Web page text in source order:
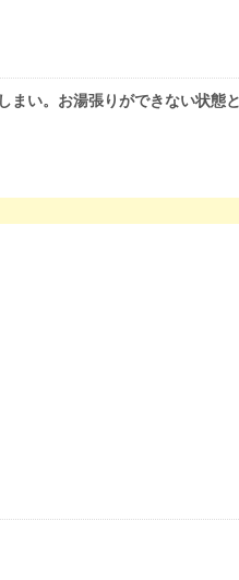
い。お湯張りができない状態